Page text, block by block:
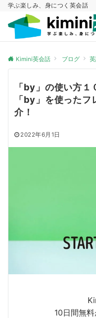
学ぶ楽しみ、身につく英会話
Kimini英会話 ブログ
「by」の使い方１
「by」を使った
介！
2022年6月1日
10日間無